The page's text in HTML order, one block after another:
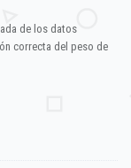
de los datos
correcta del peso de